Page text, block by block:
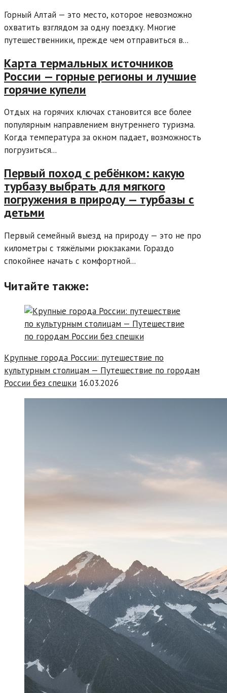
Горный Алтай — это место, которое невозможно
охватить взглядом за одну поездку. Многие
путешественники, прежде чем отправиться в...
Карта термальных источников
России — горные регионы и лучшие
горячие купели
Отдых на горячих ключах становится все более
популярным направлением внутреннего туризма.
Когда температура за окном падает, возможность
погрузиться...
Первый поход с ребёнком: какую
турбазу выбрать для мягкого
погружения в природу — турбазы с
детьми
Первый семейный выезд на природу — это не про
километры с тяжёлыми рюкзаками. Гораздо
спокойнее начать с комфортной...
Читайте также:
Крупные города России: путешествие по
культурным столицам — Путешествие по городам
России без спешки 16.03.2026